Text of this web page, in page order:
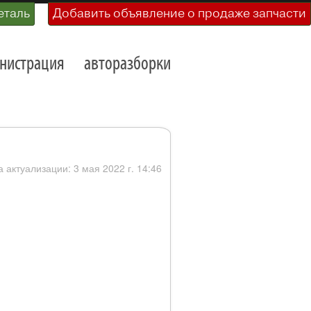
Добавить объявление о продаже запчасти
авторазборки
актуализации: 3 мая 2022 г. 14:46